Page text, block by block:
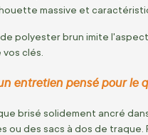
massive et
polyester brun imite
vos clés.
entretien pensé pour le
brisé solidement ancré
ou des sacs à dos de